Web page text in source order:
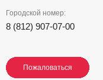
Городской номер:
8 (812) 907-07-00
Пожаловаться
Пожаловаться
Пожаловаться